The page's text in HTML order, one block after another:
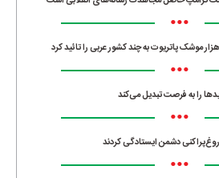
•••
موشک پاتریوت به چند کشور عربی را تائید کرد
•••
را به فرصت تبدیل می‌کند
•••
دشمن ایستادگی کردند
•••